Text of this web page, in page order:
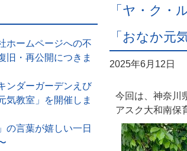
「ヤ・ク・
「おなか元
2025年6月12日
今回は、神奈川
アスク大和南保
ホームページへの不
旧・再公開につきま
ンダーガーデンえび
気教室」を開催しま
の言葉が嬉しい一日